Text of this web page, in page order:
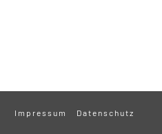
Impressum Datenschutz